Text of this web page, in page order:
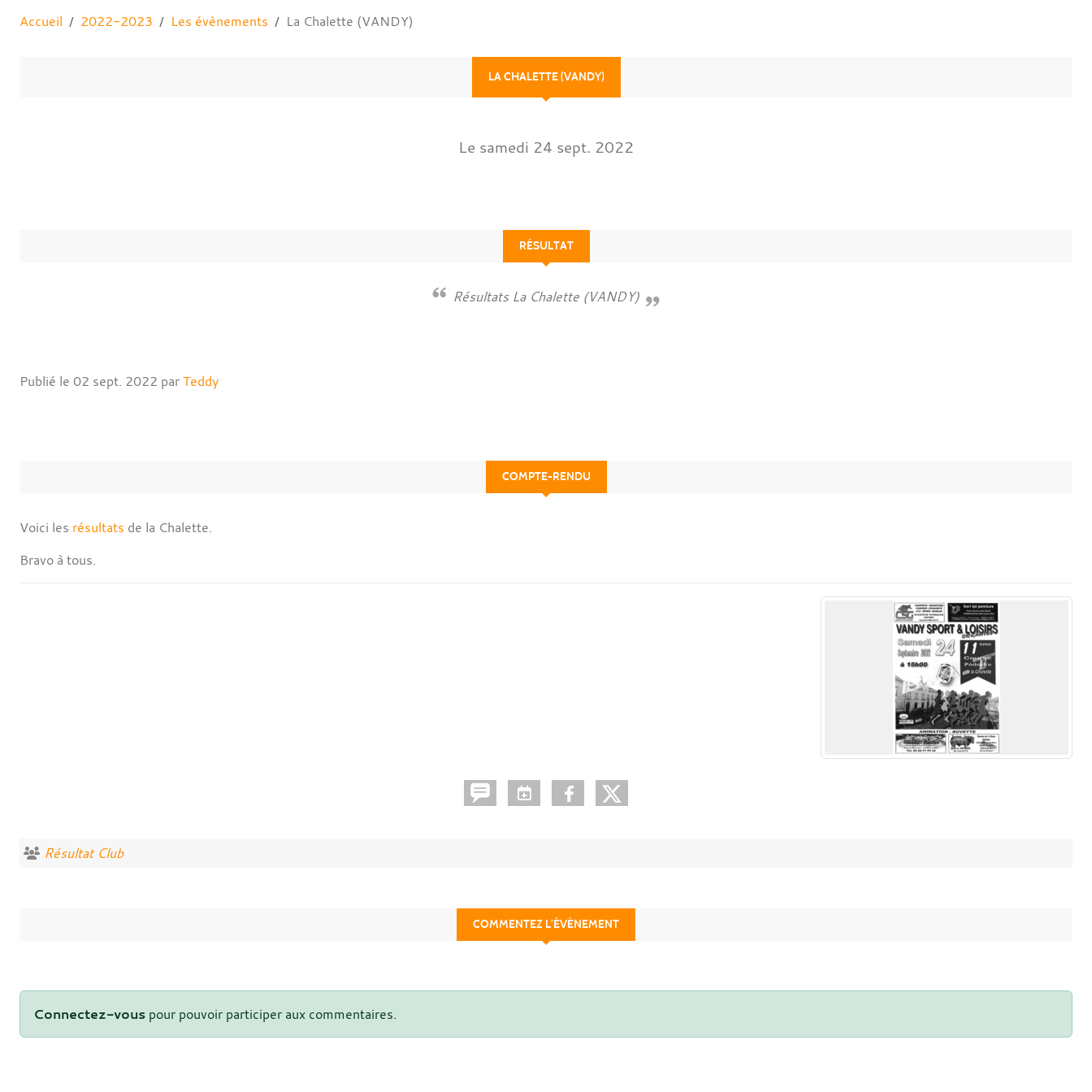
Accueil 2022-2023 Les évènements La Chalette (VANDY)
LA CHALETTE (VANDY)
Le samedi 24 sept. 2022
RÉSULTAT
Résultats La Chalette (VANDY)
Publié le 02 sept. 2022 parTeddy
COMPTE-RENDU
Voici les résultats de la Chalette.
Bravo à tous.
Résultat Club
COMMENTEZ L’ÉVÈNEMENT
Connectez-vous pour pouvoir participer aux commentaires.